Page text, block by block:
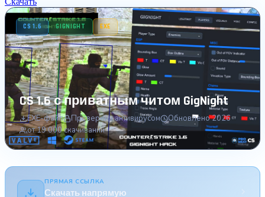
CS 1.6 GIGNIGHT EXE
CS 1.6 с приватным читом GigNight
EXE-файл Проверена антивирусом
Обновлено 2026
от 19 000 скачиваний
ПРЯМАЯ ССЫЛКА
Скачать напрямую